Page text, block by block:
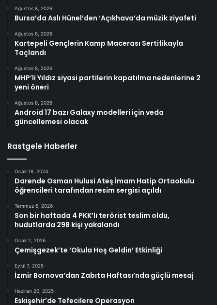
Ağustos 8, 2026
Bursa’da Aslı Hünel’den ‘Açıkhava’da müzik ziyafeti
Ağustos 8, 2026
Kartepeli Gençlerin Kamp Macerası Sertifikayla
Taçlandı
Ağustos 8, 2026
MHP’li Yıldız siyasi partilerin kapatılma nedenlerine 2
yeni öneri
Ağustos 8, 2026
Android 17 bazı Galaxy modelleri için veda
güncellemesi olacak
Rastgele Haberler
Ocak 18, 2024
Darende Osman Hulusi Ateş İmam Hatip Ortaokulu
öğrencileri tarafından resim sergisi açıldı
Temmuz 6, 2026
Son bir haftada 4 PKK’lı terörist teslim oldu,
hudutlarda 298 kişi yakalandı
Ocak 2, 2026
Çemişgezek’te ‘Okula Hoş Geldin’ Etkinliği
Eylül 7, 2025
İzmir Bornova’dan Zabıta Haftası’nda güçlü mesaj
Haziran 20, 2025
Eskişehir’de Tefecilere Operasyon